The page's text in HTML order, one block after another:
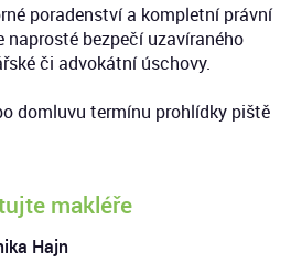
poradenství a kompletní právní
naprosté bezpečí uzavíraného
či advokátní úschovy.
domluvu termínu prohlídky piště
makléře
Hajn